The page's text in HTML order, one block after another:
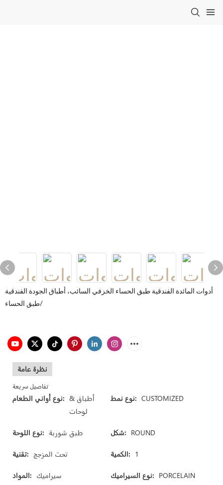
أدوات المائدة الفندقية طبق الحساء الخزفي السائب، أطباق الجودة الفندقية
طبق الحساء/
نظرة عامة
تفاصيل سريعة
نوع أواني الطعام: أطباق &
لوحات
نوع نمط: CUSTOMIZED
نوع اللوحة: طبق شوربة شكل: ROUND
تقنية: تحت المزجج الكمية: 1
المواد: سيراميك نوع السيراميك: PORCELAIN